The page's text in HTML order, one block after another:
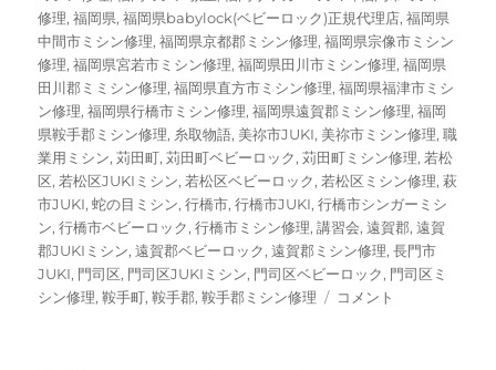
修理,福岡県,福岡県babylock(ベビーロック)正規代理店,福岡県
中間市ミシン修理,福岡県京都郡ミシン修理,福岡県宗像市ミシン
修理,福岡県宮若市ミシン修理,福岡県田川市ミシン修理,福岡県
田川郡ミミシン修理,福岡県直方市ミシン修理,福岡県福津市ミシ
ン修理,福岡県行橋市ミシン修理,福岡県遠賀郡ミシン修理,福岡
県鞍手郡ミシン修理, 糸取物語, 美祢市JUKI, 美祢市ミシン修理,職
業用ミシン,苅田町,苅田町ベビーロック,苅田町ミシン修理,若松
区,若松区JUKIミシン,若松区ベビーロック,若松区ミシン修理,萩
市JUKI,蛇の目ミシン,行橋市,行橋市JUKI,行橋市シンガーミシ
ン,行橋市ベビーロック,行橋市ミシン修理,講習会,遠賀郡,遠賀
郡JUKIミシン,遠賀郡ベビーロック,遠賀郡ミシン修理,長門市
JUKI, 門司区, 門司区JUKIミシン, 門司区ベビーロック, 門司区ミ
シン修理,鞍手町,鞍手郡,鞍手郡ミシン修理
【ブ
コメント